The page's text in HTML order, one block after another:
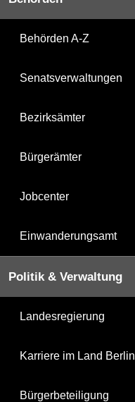
Behörden A-Z
Senatsverwaltungen
Bezirksämter
Bürgerämter
Jobcenter
Einwanderungsamt
Politik & Verwaltung
Landesregierung
Karriere im Land Berlin
Bürgerbeteiligung